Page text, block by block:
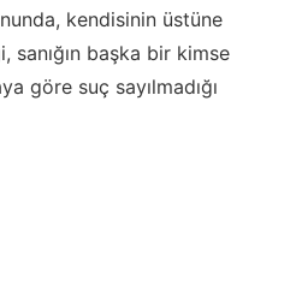
kendisinin üstüne
sanığın başka bir kimse
göre suç sayılmadığı